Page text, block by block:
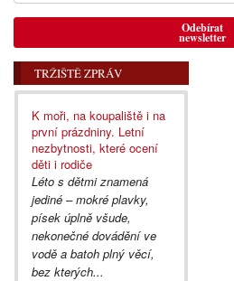
Odebírat
newsletter
TRŽIŠTĚ ZPRÁV
K moři, na koupaliště i na
první prázdniny. Letní
nezbytnosti, které ocení
děti i rodiče
Léto s dětmi znamená
jediné – mokré plavky,
písek úplně všude,
nekonečné dovádění ve
vodě a batoh plný věcí,
bez kterých...